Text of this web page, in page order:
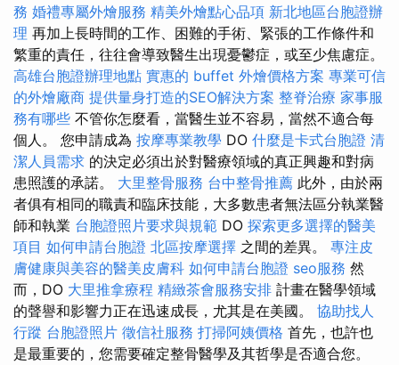
務 婚禮專屬外燴服務 精美外燴點心品項 新北地區台胞證辦
理 再加上長時間的工作、困難的手術、緊張的工作條件和
繁重的責任，往往會導致醫生出現憂鬱症，或至少焦慮症。
高雄台胞證辦理地點 實惠的 buffet 外燴價格方案 專業可信
的外燴廠商 提供量身打造的SEO解決方案 整脊治療 家事服
務有哪些 不管你怎麼看，當醫生並不容易，當然不適合每
個人。 您申請成為 按摩專業教學 DO 什麼是卡式台胞證 清
潔人員需求 的決定必須出於對醫療領域的真正興趣和對病
患照護的承諾。 大里整骨服務 台中整骨推薦 此外，由於兩
者俱有相同的職責和臨床技能，大多數患者無法區分執業醫
師和執業 台胞證照片要求與規範 DO 探索更多選擇的醫美
項目 如何申請台胞證 北區按摩選擇 之間的差異。 專注皮
膚健康與美容的醫美皮膚科 如何申請台胞證 seo服務 然
而，DO 大里推拿療程 精緻茶會服務安排 計畫在醫學領域
的聲譽和影響力正在迅速成長，尤其是在美國。 協助找人
行蹤 台胞證照片 徵信社服務 打掃阿姨價格 首先，也許也
是最重要的，您需要確定整骨醫學及其哲學是否適合您。